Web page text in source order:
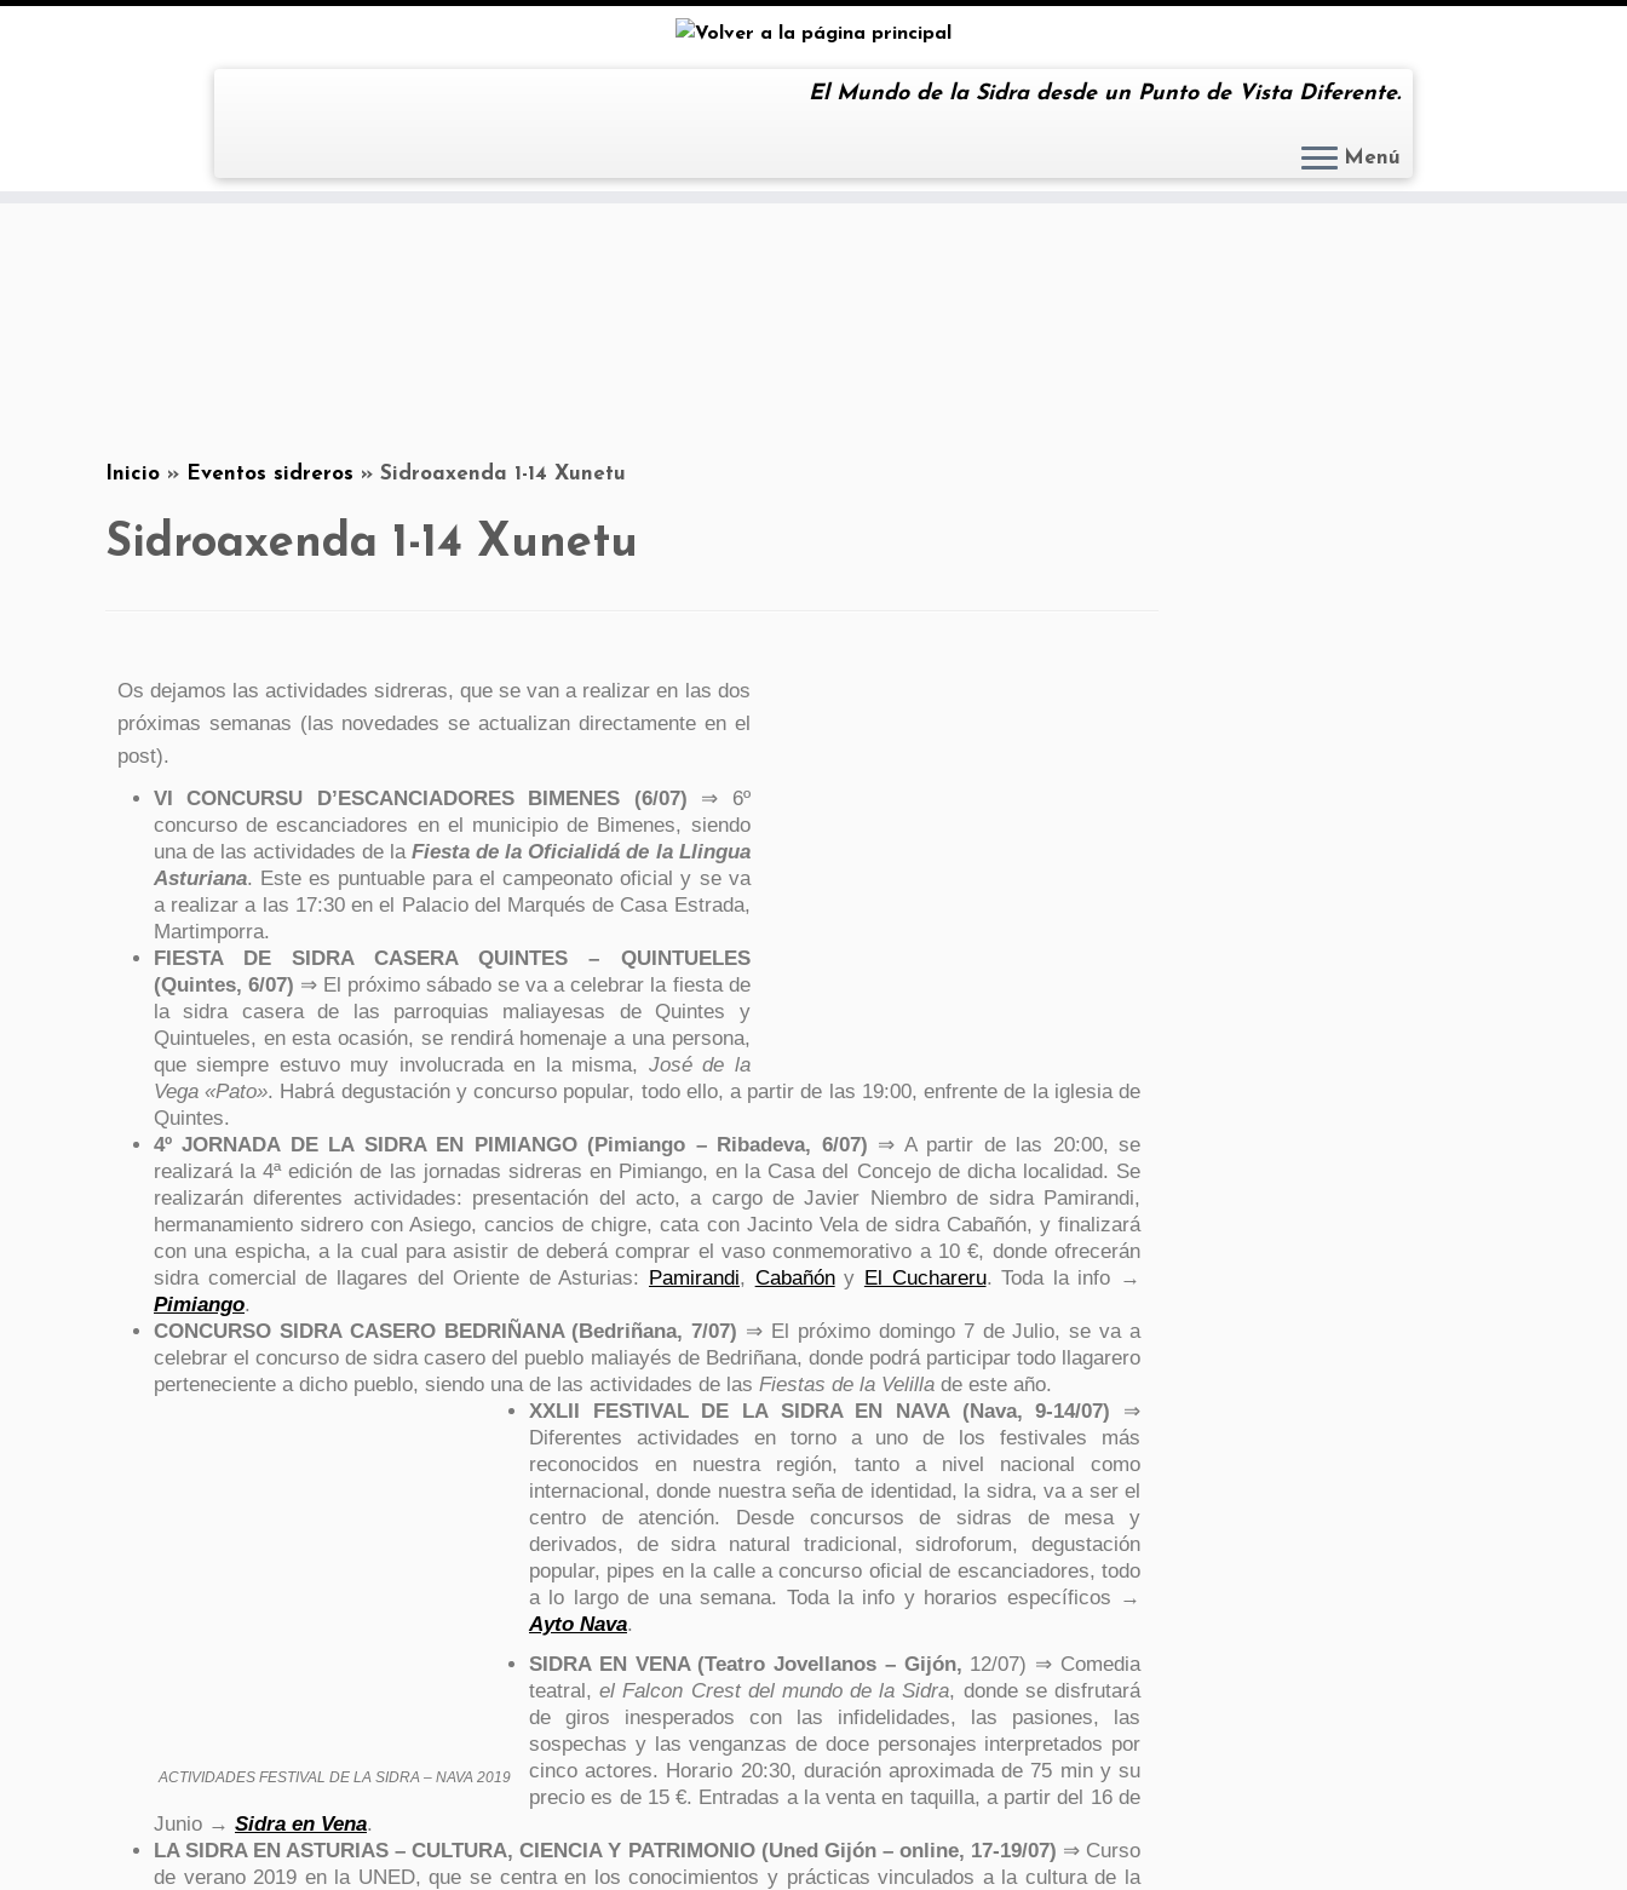
El Mundo de la Sidra desde un Punto de Vista Diferente.
Menú
Inicio » Eventos sidreros » Sidroaxenda 1-14 Xunetu
Sidroaxenda 1-14 Xunetu
Os dejamos las actividades sidreras, que se van a realizar en las dos
próximas semanas (las novedades se actualizan directamente en el
post).
VI CONCURSU D’ESCANCIADORES BIMENES (6/07) ⇒ 6º
concurso de escanciadores en el municipio de Bimenes, siendo
una de las actividades de laFiesta de la Oficialidá de la Llingua
Asturiana. Este es puntuable para el campeonato oficial y se va
a realizar a las 17:30 en el Palacio del Marqués de Casa Estrada,
Martimporra.
FIESTA DE SIDRA CASERA QUINTES – QUINTUELES
(Quintes, 6/07) ⇒ El próximo sábado se va a celebrar la fiesta de
la sidra casera de las parroquias maliayesas de Quintes y
Quintueles, en esta ocasión, se rendirá homenaje a una persona,
que siempre estuvo muy involucrada en la misma, José de la
Vega «Pato». Habrá degustación y concurso popular, todo ello, a partir de las 19:00, enfrente de la iglesia de
Quintes.
4º JORNADA DE LA SIDRA EN PIMIANGO (Pimiango – Ribadeva, 6/07) ⇒ A partir de las 20:00, se
realizará la 4ª edición de las jornadas sidreras en Pimiango, en la Casa del Concejo de dicha localidad. Se
realizarán diferentes actividades: presentación del acto, a cargo de Javier Niembro de sidra Pamirandi,
hermanamiento sidrero con Asiego, cancios de chigre, cata con Jacinto Vela de sidra Cabañón, y finalizará
con una espicha, a la cual para asistir de deberá comprar el vaso conmemorativo a 10 €, donde ofrecerán
sidra comercial de llagares del Oriente de Asturias: Pamirandi, Cabañóny El Cuchareru. Toda la info →
Pimiango.
CONCURSO SIDRA CASERO BEDRIÑANA (Bedriñana, 7/07) ⇒ El próximo domingo 7 de Julio, se va a
celebrar el concurso de sidra casero del pueblo maliayés de Bedriñana, donde podrá participar todo llagarero
perteneciente a dicho pueblo, siendo una de las actividades de las Fiestas de la Velilla de este año.
ACTIVIDADES FESTIVAL DE LA SIDRA – NAVA 2019
XXLII FESTIVAL DE LA SIDRA EN NAVA (Nava, 9-14/07) ⇒
Diferentes actividades en torno a uno de los festivales más
reconocidos en nuestra región, tanto a nivel nacional como
internacional, donde nuestra seña de identidad, la sidra, va a ser el
centro de atención. Desde concursos de sidras de mesa y
derivados, de sidra natural tradicional, sidroforum, degustación
popular, pipes en la calle a concurso oficial de escanciadores, todo
a lo largo de una semana. Toda la info y horarios específicos →
Ayto Nava.
SIDRA EN VENA (Teatro Jovellanos – Gijón, 12/07) ⇒ Comedia
teatral,el Falcon Crest del mundo de la Sidra, donde se disfrutará
de giros inesperados con las infidelidades, las pasiones, las
sospechas y las venganzas de doce personajes interpretados por
cinco actores. Horario 20:30, duración aproximada de 75 min y su
precio es de 15 €. Entradas a la venta en taquilla, a partir del 16 de
Junio → Sidra en Vena.
LA SIDRA EN ASTURIAS – CULTURA, CIENCIA Y PATRIMONIO (Uned Gijón – online, 17-19/07) ⇒ Curso
de verano 2019 en la UNED, que se centra en los conocimientos y prácticas vinculados a la cultura de la